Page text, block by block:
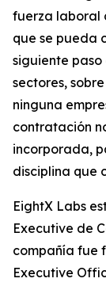
fuerza laboral
que se pueda
siguiente paso
sectores,
ninguna
contratación
incorporada,
disciplina que
EightX Labs
Executive de
compañía fue
Executive